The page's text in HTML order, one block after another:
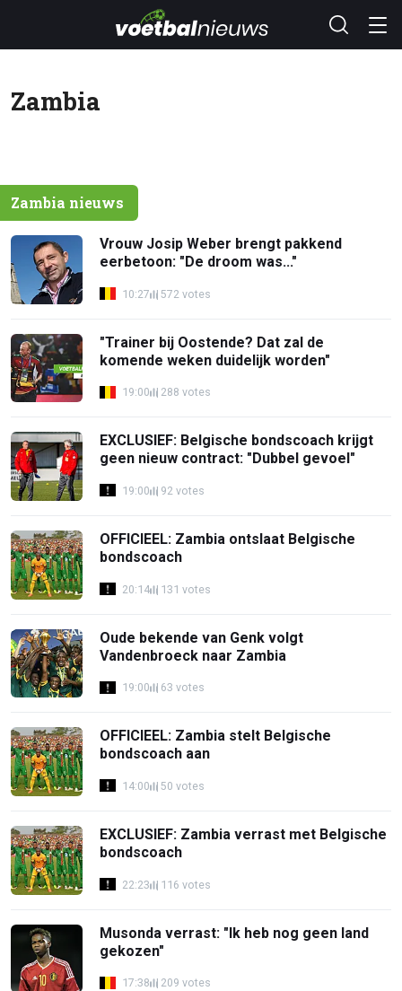
Zambia
Zambia nieuws
Vrouw Josip Weber brengt pakkend
eerbetoon: "De droom was..."
10:27 572 votes
"Trainer bij Oostende? Dat zal de
komende weken duidelijk worden"
19:00 288 votes
EXCLUSIEF: Belgische bondscoach krijgt
geen nieuw contract: "Dubbel gevoel"
19:00 92 votes
OFFICIEEL: Zambia ontslaat Belgische
bondscoach
20:14 131 votes
Oude bekende van Genk volgt
Vandenbroeck naar Zambia
19:00 63 votes
OFFICIEEL: Zambia stelt Belgische
bondscoach aan
14:00 50 votes
EXCLUSIEF: Zambia verrast met Belgische
bondscoach
22:23 116 votes
Musonda verrast: "Ik heb nog geen land
gekozen"
17:38 209 votes